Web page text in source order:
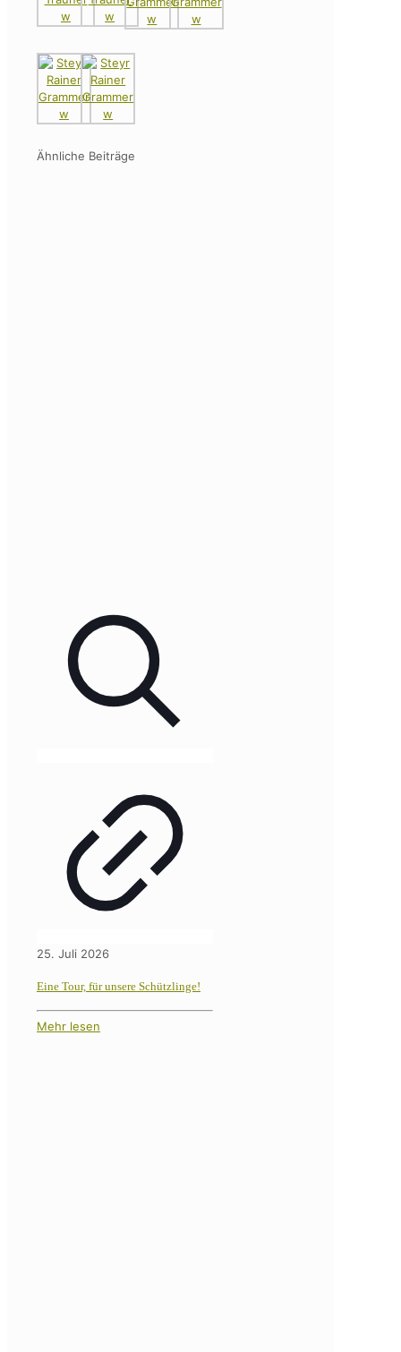
Ähnliche Beiträge
25. Juli 2026
Eine Tour, für unsere Schützlinge!
Mehr lesen